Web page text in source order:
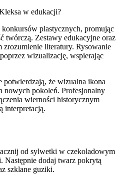
w edukacji?
konkursów plastycznych, promując
twórczą. Zestawy edukacyjne oraz
literatury. Rysowanie
wizualizację, wspierając
potwierdzają, że wizualna ikona
nowych pokoleń. Profesjonalny
wierności historycznym
interpretacją.
od sylwetki w czekoladowym
Następnie dodaj twarz pokrytą
szklane guziki.